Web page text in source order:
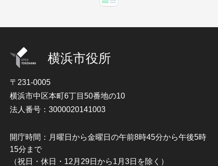
横浜市役所
〒231-0005
横浜市中区本町6丁目50番地の10
法人番号：3000020141003
開庁時間：月曜日から金曜日の午前8時45分から午後5時
15分まで
（祝日・休日・12月29日から1月3日を除く）